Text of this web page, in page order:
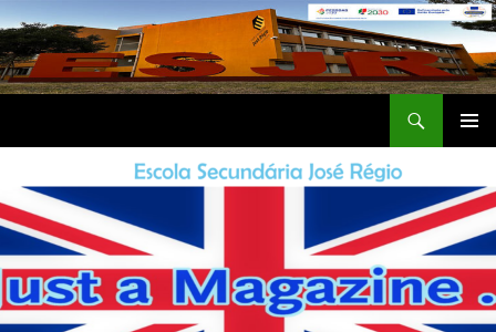
Saltar
para
o
conteúdo